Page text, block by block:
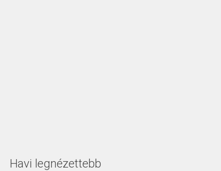
Havi legnézettebb